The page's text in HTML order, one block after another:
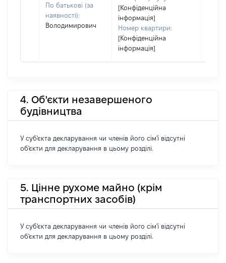
По батькові (за
наявності):
Володимирович
[Конфіденційна
інформація]
Номер квартири:
[Конфіденційна
інформація]
4. Об'єкти незавершеного
будівництва
У суб'єкта декларування чи членів його сім'ї відсутні
об'єкти для декларування в цьому розділі.
5. Цінне рухоме майно (крім
транспортних засобів)
У суб'єкта декларування чи членів його сім'ї відсутні
об'єкти для декларування в цьому розділі.